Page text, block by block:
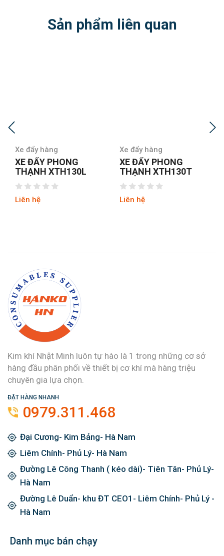
Sản phẩm liên quan
hàng
PHONG
XTH130L
Xe đẩy hàng
XE ĐẨY PHONG
THẠNH XTH130T
Kim khí Nhật Minh luôn tự hào là 1 trong những cơ sở
hàng đầu phân phối về thiết bị cơ khí mà hàng triệu
chuyên gia lựa chọn.
ĐẶT HÀNG NHANH
0979.311.468
Đại Cương- Kim Bảng- Hà Nam
Liêm Chính- Phủ Lý- Hà Nam
Đường Lê Công Thanh ( kéo dài)- Tiên Tân- Phủ Lý-
Hà Nam
Đường Lê Duẩn- khu ĐT CEO1- Liêm Chính- Phủ Lý -
Hà Nam
Danh mục bán chạy